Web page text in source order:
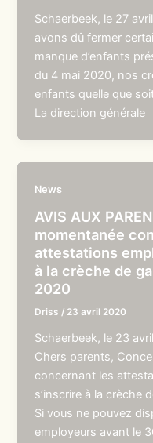
Schaerbeek, le 27
avons dû fermer
manque d’enfants
du 4 mai 2020, nos
enfants quelle que
La direction générale
News
AVIS AUX
momentanée
attestations
à la crèche de
2020
Driss / 23 avril 2020
Schaerbeek, le 23
Chers parents,
concernant les
s’inscrire à la crèche
Si vous ne pouvez
employeurs avant le